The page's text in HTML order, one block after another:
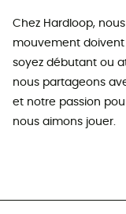
Chez Hardloop,
mouvement doivent
soyez débutant ou
nous partageons
et notre passion
nous aimons jouer.